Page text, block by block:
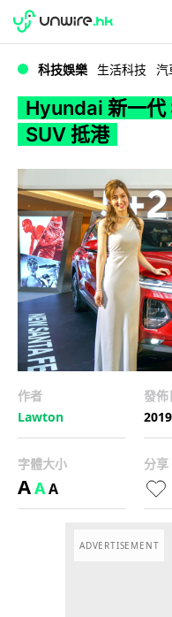
WWDC 2026
科技娛樂 生活科技 汽
Hyundai 新一代
SUV 抵港
作者
Lawton
發佈
字體大小
AAA
分享
ADVERTISEMENT